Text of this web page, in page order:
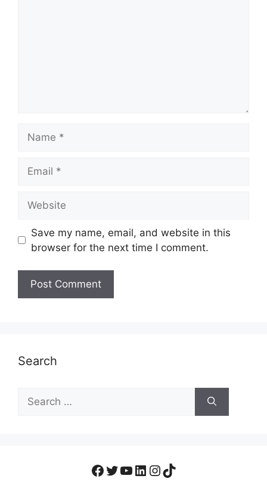
Save my name, email, and website in this
browser for the next time I comment.
Search